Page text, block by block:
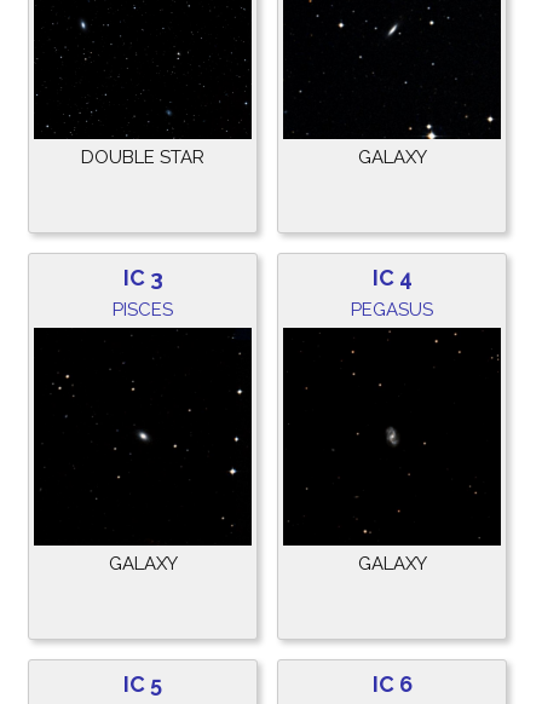
DOUBLE STAR GALAXY
IC 3
PISCES
GALAXY
IC 4
PEGASUS
GALAXY
IC 5 IC 6